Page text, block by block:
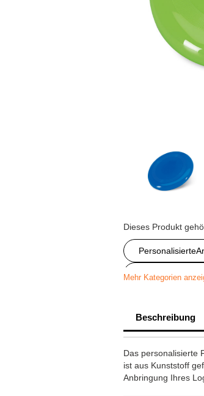
Dieses Produkt
Bedruckte
Diverse
Mehr Kategorien
Beschreibung
Das personalisierte
ist aus Kunststoff
Anbringung Ihres